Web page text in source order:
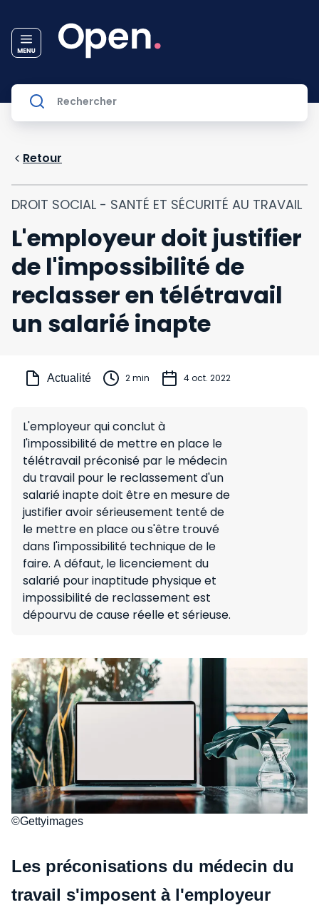
Retour
DROIT SOCIAL - SANTÉ ET SÉCURITÉ AU TRAVAIL
L'employeur doit justifier
de l'impossibilité de
reclasser en télétravail
un salarié inapte
Actualité 2 min 4 oct. 2022
L'employeur qui conclut à
l'impossibilité de mettre en place le
télétravail préconisé par le médecin
du travail pour le reclassement d'un
salarié inapte doit être en mesure de
justifier avoir sérieusement tenté de
le mettre en place ou s'être trouvé
dans l'impossibilité technique de le
faire. A défaut, le licenciement du
salarié pour inaptitude physique et
impossibilité de reclassement est
dépourvu de cause réelle et sérieuse.
©Gettyimages
Les préconisations du médecin du
travail s'imposent à l'employeur